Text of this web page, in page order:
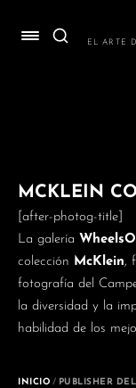
EL ARTE
MCKLEIN
[after-photog-title]
La galería
colección McKlein,
fotografía del
la diversidad y la
habilidad de los
INICIO / PUBLISHER